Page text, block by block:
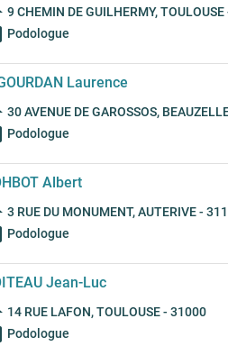
9 CHEMIN DE GUILHERMY,
Podologue
Laurence
30 AVENUE DE GAROSSOS,
Podologue
Albert
3 RUE DU MONUMENT, AUTERIVE -
Podologue
Jean-Luc
14 RUE LAFON, TOULOUSE - 31000
Podologue